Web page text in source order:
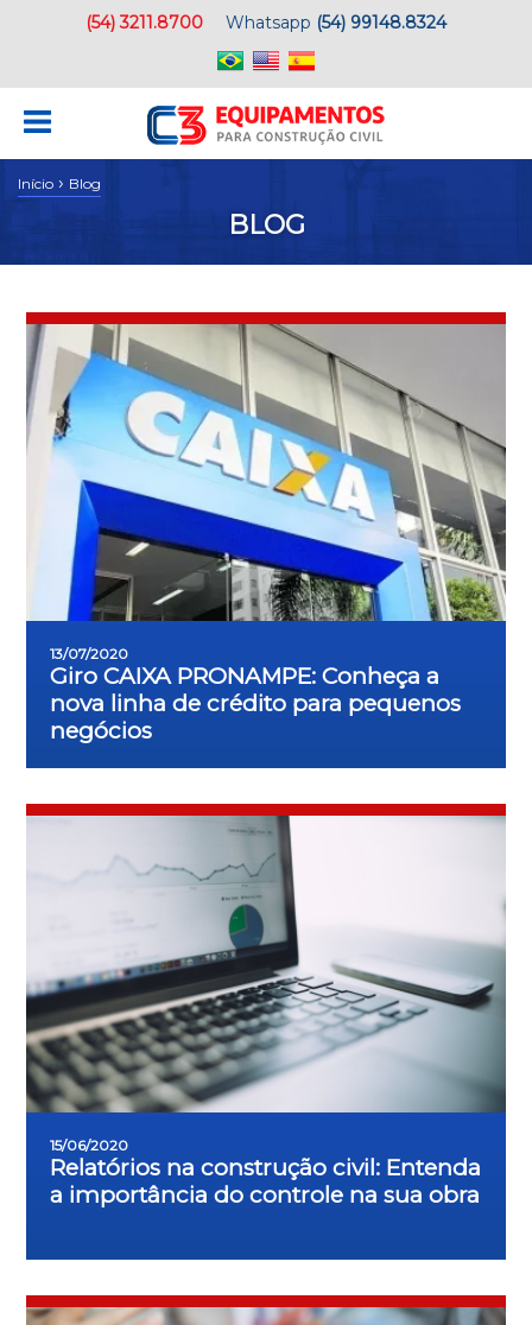
(54) 3211.8700 Whatsapp (54) 99148.8324
Início › Blog
BLOG
13/07/2020
Giro CAIXA PRONAMPE: Conheça a
nova linha de crédito para pequenos
negócios
15/06/2020
Relatórios na construção civil: Entenda
a importância do controle na sua obra